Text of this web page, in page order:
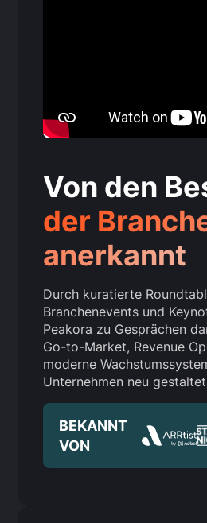
Von den
der
anerkannt
Durch kuratierte
Branchenevents und
Peakora zu Gesprächen
Go-to-Market, Revenue
moderne
Unternehmen neu
BEKANNT
VON